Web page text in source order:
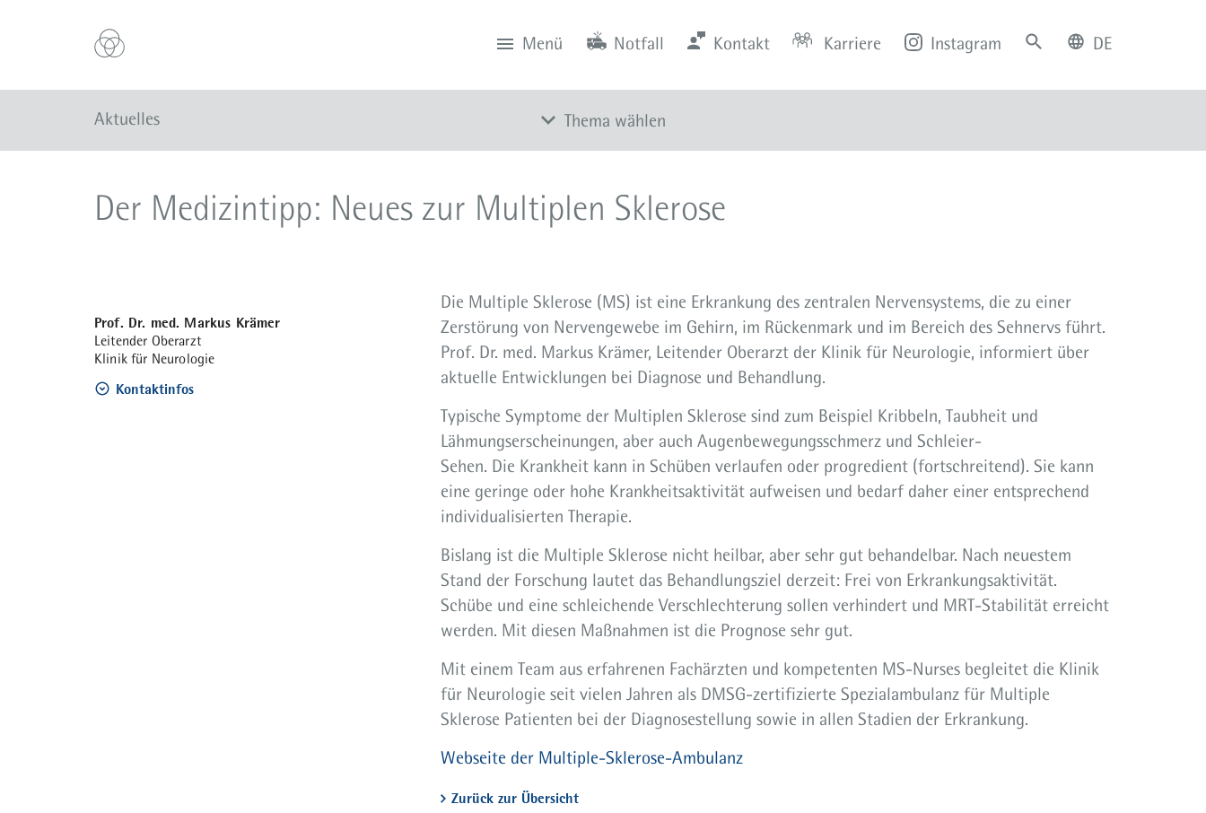
Menü Notfall Kontakt Karriere Instagram DE
Aktuelles Thema wählen
Veranstaltungen
Zum YouTube-Kanal
Presse
Mediathek
Der Medizintipp: Neues zur Multiplen Sklerose
Prof. Dr. med. Markus Krämer
Leitender Oberarzt
Klinik für Neurologie
Kontaktinfos
Die Multiple Sklerose (MS) ist eine Erkrankung des zentralen Nervensystems, die zu einer
Zerstörung von Nervengewebe im Gehirn, im Rückenmark und im Bereich des Sehnervs führt.
Prof. Dr. med. Markus Krämer, Leitender Oberarzt der Klinik für Neurologie, informiert über
aktuelle Entwicklungen bei Diagnose und Behandlung.
Typische Symptome der Multiplen Sklerose sind zum Beispiel Kribbeln, Taubheit und
Lähmungserscheinungen, aber auch Augenbewegungsschmerz und Schleier-
Sehen. Die Krankheit kann in Schüben verlaufen oder progredient (fortschreitend). Sie kann
eine geringe oder hohe Krankheitsaktivität aufweisen und bedarf daher einer entsprechend
individualisierten Therapie.
Bislang ist die Multiple Sklerose nicht heilbar, aber sehr gut behandelbar. Nach neuestem
Stand der Forschung lautet das Behandlungsziel derzeit: Frei von Erkrankungsaktivität.
Schübe und eine schleichende Verschlechterung sollen verhindert und MRT-Stabilität erreicht
werden. Mit diesen Maßnahmen ist die Prognose sehr gut.
Mit einem Team aus erfahrenen Fachärzten und kompetenten MS-Nurses begleitet die Klinik
für Neurologie seit vielen Jahren als DMSG-zertifizierte Spezialambulanz für Multiple
Sklerose Patienten bei der Diagnosestellung sowie in allen Stadien der Erkrankung.
Webseite der Multiple-Sklerose-Ambulanz
Zurück zur Übersicht